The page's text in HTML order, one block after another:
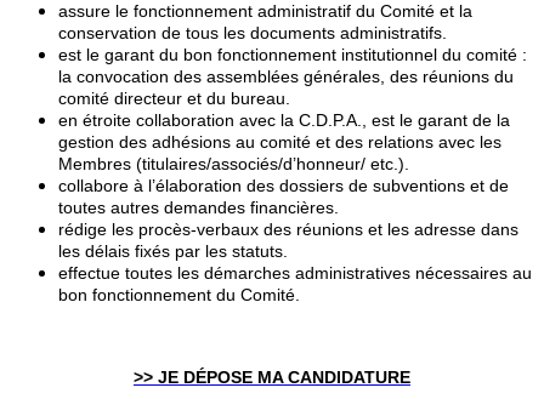
assure le fonctionnement administratif du Comité et la
conservation de tous les documents administratifs.
est le garant du bon fonctionnement institutionnel du comité :
la convocation des assemblées générales, des réunions du
comité directeur et du bureau.
en étroite collaboration avec la C.D.P.A., est le garant de la
gestion des adhésions au comité et des relations avec les
Membres (titulaires/associés/d’honneur/ etc.).
collabore à l’élaboration des dossiers de subventions et de
toutes autres demandes financières.
rédige les procès-verbaux des réunions et les adresse dans
les délais fixés par les statuts.
effectue toutes les démarches administratives nécessaires au
bon fonctionnement du Comité.
>> JE DÉPOSE MA CANDIDATURE